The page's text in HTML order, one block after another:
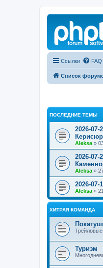
Ссылки FAQ
Список
ПОСЛЕДНИЕ ТЕМЫ
2026-
Aleksa »
2026-
Aleksa »
2026-
Aleksa »
ХИТРАЯ КОМАНДА
Туризм